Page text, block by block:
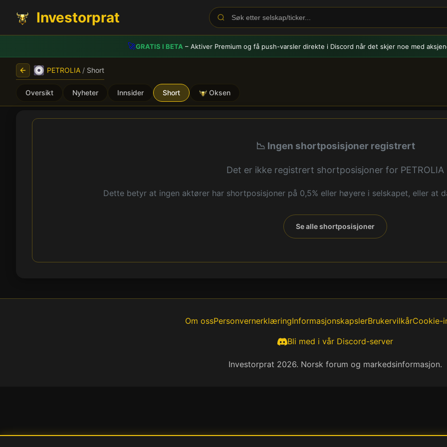
Investorprat
🚀GRATIS I BETA – Aktiver Premium og få push-varslerdirekte i Discord når det skjer noe med
PETROLIA / Short
Oversikt Nyheter Innsider Short Oksen
PETROLIA (PSE) - Shortposisjoner
📉 Ingen shortposisjoner registrert
Det er ikke registrert shortposisjoner for PETROLIA
Dette betyr at ingen aktører har shortposisjoner på 0,5% eller høyere i selskapet, eller at
Se alle shortposisjoner
Om ossPersonvernerklæringInformasjonskapslerBrukervilkårCookie-
Bli med i vår Discord-server
Investorprat 2026. Norsk forum og markedsinformasjon.